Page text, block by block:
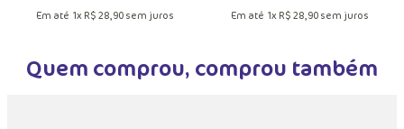
Em até 1x R$ 28,90sem juros Em até 1x R$ 28,90sem juros
Quem comprou, comprou também